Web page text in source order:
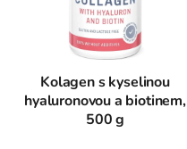
Kolagen s kyselinou
hyaluronovou a biotinem,
500 g